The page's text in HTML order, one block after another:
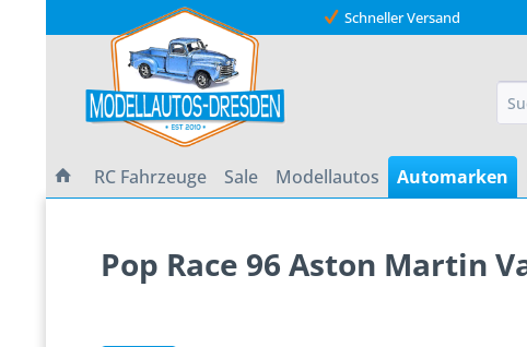
Schneller Versand
RC Fahrzeuge Sale Modellautos Automarken
Pop Race 96 Aston Martin